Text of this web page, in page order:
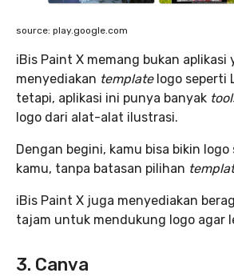
source: play.google.com
iBis Paint X memang bukan aplikasi
menyediakan templatelogo seperti
tetapi, aplikasi ini punya banyak
logo dari alat-alat ilustrasi.
Dengan begini, kamu bisa bikin
kamu, tanpa batasan pilihan
iBis Paint X juga menyediakan
tajam untuk mendukung logo agar
3. Canva